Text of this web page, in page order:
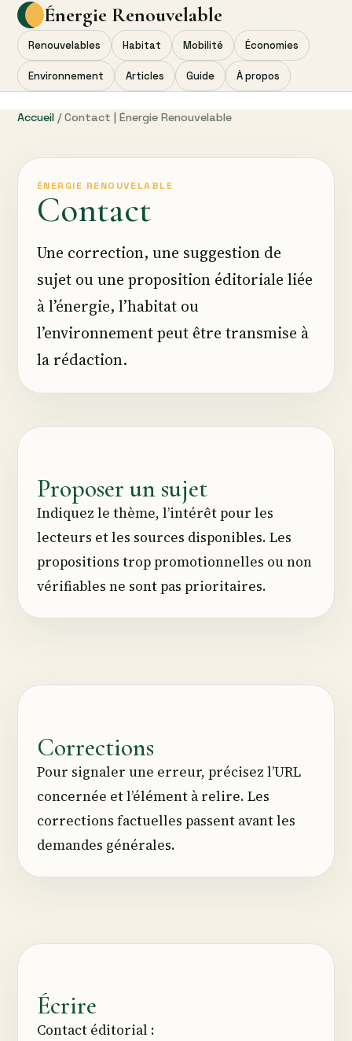
Énergie Renouvelable
Renouvelables Habitat Mobilité Économies
Environnement Articles Guide À propos
Accueil / Contact | Énergie Renouvelable
ÉNERGIE RENOUVELABLE
Contact
Une correction, une suggestion de
sujet ou une proposition éditoriale liée
à l’énergie, l’habitat ou
l’environnement peut être transmise à
la rédaction.
Proposer un sujet
Indiquez le thème, l’intérêt pour les
lecteurs et les sources disponibles. Les
propositions trop promotionnelles ou non
vérifiables ne sont pas prioritaires.
Corrections
Pour signaler une erreur, précisez l’URL
concernée et l’élément à relire. Les
corrections factuelles passent avant les
demandes générales.
Écrire
Contact éditorial :